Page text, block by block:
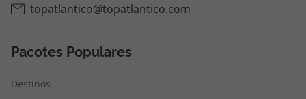
topatlantico@topatlantico.com
Pacotes Populares
Destinos